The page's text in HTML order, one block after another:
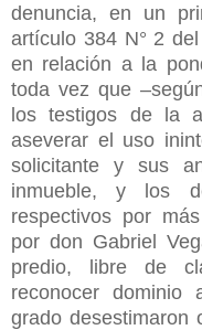
denuncia, en un
artículo 384 N° 2
en relación a la
toda vez que
los testigos de la
aseverar el uso
solicitante y sus
inmueble, y los
respectivos por
por don Gabriel
predio, libre de
reconocer dominio
grado desestimaron